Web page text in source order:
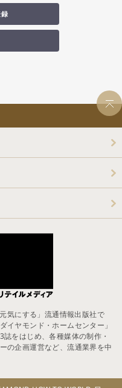
気にする」流通情報出版社で
イヤモンド・ホームセンター」
をはじめ、各種媒体の制作・
の企画運営など、流通業界を中